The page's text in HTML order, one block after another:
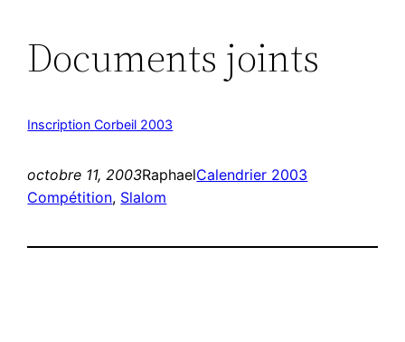
Documents joints
Inscription Corbeil 2003
octobre 11, 2003RaphaelCalendrier 2003
Compétition, Slalom